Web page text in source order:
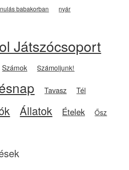
babakorban nyár
Játszócsoport
Számok Számoljunk!
Tavasz Tél
Állatok Ételek Ősz